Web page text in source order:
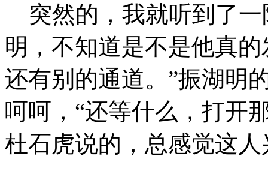
突然的，我就听到了一
明，不知道是不是他真
还有别的通道。”振湖明
呵呵，“还等什么，打开
杜石虎说的，总感觉这